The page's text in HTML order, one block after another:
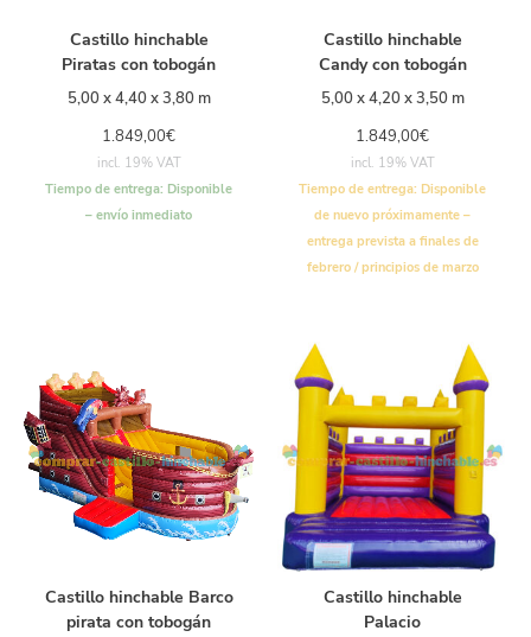
Castillo hinchable
Piratas con tobogán
5,00 x 4,40 x 3,80 m
1.849,00€
incl. 19% VAT
Tiempo de entrega: Disponible
– envío inmediato
Castillo hinchable
Candy con tobogán
5,00 x 4,20 x 3,50 m
1.849,00€
incl. 19% VAT
Tiempo de entrega: Disponible
de nuevo próximamente –
entrega prevista a finales de
febrero / principios de marzo
Castillo hinchable Barco
pirata con tobogán
Castillo hinchable
Palacio